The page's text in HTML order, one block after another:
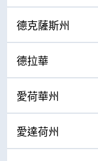
德克薩斯州
德拉華
愛荷華州
愛達荷州